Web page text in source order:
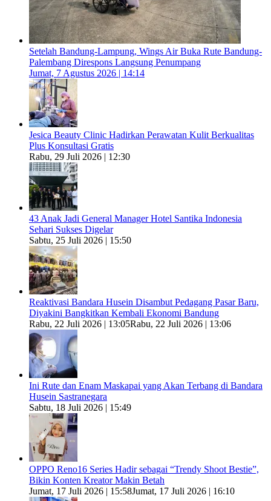
Setelah Bandung-Lampung, Wings Air Buka Rute Bandung-
Palembang Direspons Langsung Penumpang
Jumat, 7 Agustus 2026 | 14:14
Jesica Beauty Clinic Hadirkan Perawatan Kulit Berkualitas
Plus Konsultasi Gratis
Rabu, 29 Juli 2026 | 12:30
43 Anak Jadi General Manager Hotel Santika Indonesia
Sehari Sukses Digelar
Sabtu, 25 Juli 2026 | 15:50
Reaktivasi Bandara Husein Disambut Pedagang Pasar Baru,
Diyakini Bangkitkan Kembali Ekonomi Bandung
Rabu, 22 Juli 2026 | 13:05Rabu, 22 Juli 2026 | 13:06
Ini Rute dan Enam Maskapai yang Akan Terbang di Bandara
Husein Sastranegara
Sabtu, 18 Juli 2026 | 15:49
OPPO Reno16 Series Hadir sebagai “Trendy Shoot Bestie”,
Bikin Konten Kreator Makin Betah
Jumat, 17 Juli 2026 | 15:58Jumat, 17 Juli 2026 | 16:10